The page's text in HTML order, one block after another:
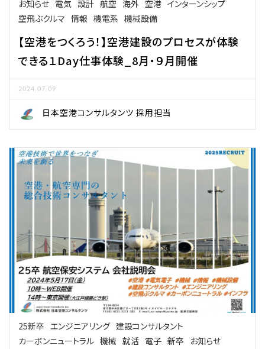
お知らせ 電気 設計 航空 海外 空港 インターンシップ
空飛ぶクルマ 情報 機電系 機械設備
【空港をつくろう！】空港建設のプロセスが体験
できる１Day仕事体験_8月・９月開催
2024.07.09
日本空港コンサルタンツ 採用担当
25新卒 エンジニアリング 建設コンサルタント
カーボンニュートラル 機械 就活 電子 新卒
お知らせ